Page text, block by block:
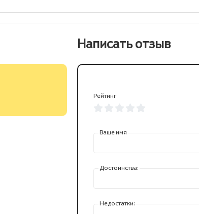
Написать отзыв
Рейтинг
Ваше имя
Достоинства:
Недостатки: